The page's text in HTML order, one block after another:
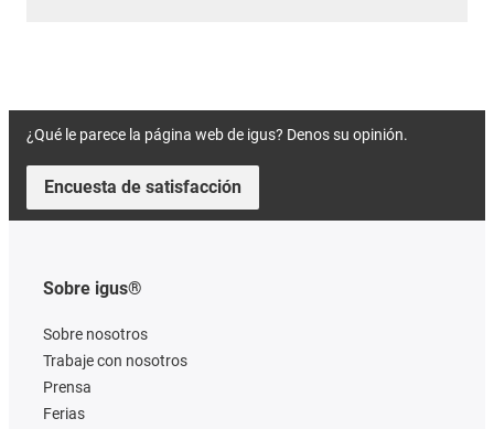
¿Qué le parece la página web de igus? Denos su opinión.
Encuesta de satisfacción
Sobre igus®
Sobre nosotros
Trabaje con nosotros
Prensa
Ferias